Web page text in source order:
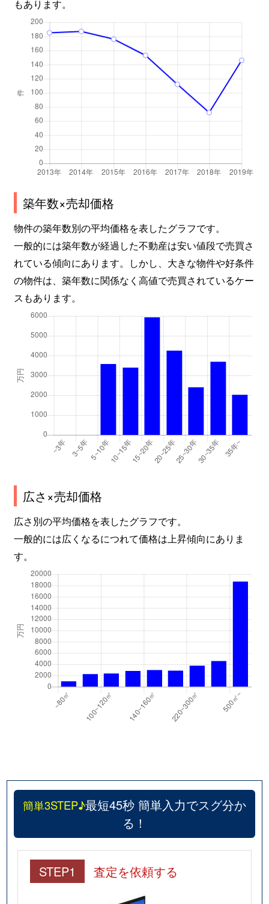
もあります。
築年数×売却価格
物件の築年数別の平均価格を表したグラフです。
一般的には築年数が経過した不動産は安い値段で売買さ
れている傾向にあります。しかし、大きな物件や好条件
の物件は、築年数に関係なく高値で売買されているケー
スもあります。
広さ×売却価格
広さ別の平均価格を表したグラフです。
一般的には広くなるにつれて価格は上昇傾向にありま
す。
簡単3STEP♪最短45秒 簡単入力でスグ分か
る！
STEP1 査定を依頼する